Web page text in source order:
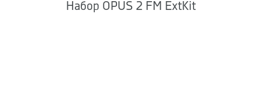
Набор OPUS 2 FM ExtKit